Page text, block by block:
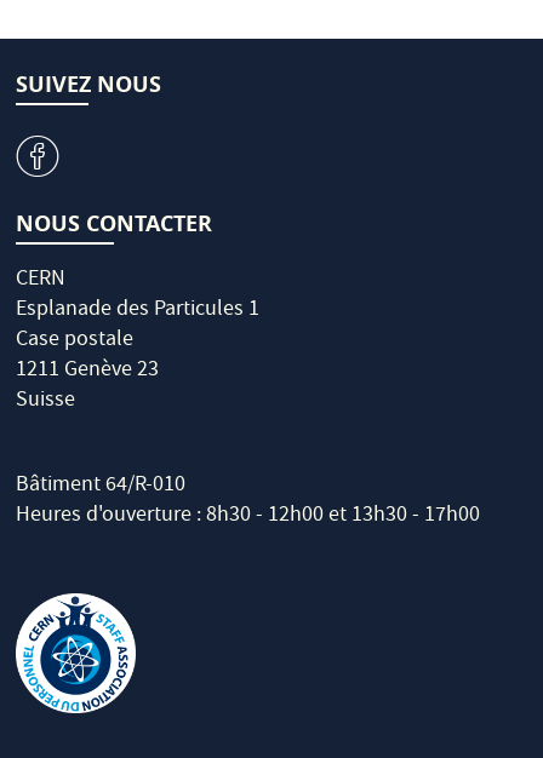
SUIVEZ NOUS
v
NOUS CONTACTER
CERN
Esplanade des Particules 1
Case postale
1211 Genève 23
Suisse
Bâtiment 64/R-010
Heures d'ouverture : 8h30 - 12h00 et 13h30 - 17h00